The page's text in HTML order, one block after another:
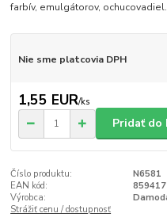
farbív, emulgátorov,
Nie sme platcovia DPH
1,55 EUR/ks
Pridať do
Číslo produktu:
N6581
EAN kód:
Výrobca:
Strážiť cenu / dostupnosť